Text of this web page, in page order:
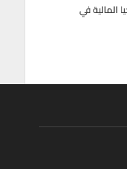
المالية في